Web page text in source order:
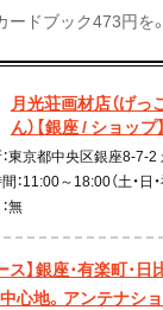
ドブック473円を。
月光荘画材店（げ
ん）【銀座 / ショップ】
東京都中央区銀座8-7-2
：11:00～18:00（土・日
無
ス】銀座･有楽町･
心地。アンテナシ